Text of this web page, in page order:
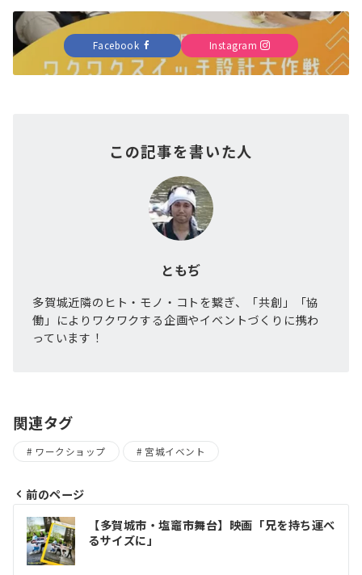
Facebook Instagram
この記事を書いた人
ともぢ
多賀城近隣のヒト・モノ・コトを繋ぎ、「共創」「協
働」によりワクワクする企画やイベントづくりに携わ
っています！
関連タグ
ワークショップ 宮城イベント
投
稿
前のページ
【多賀城市・塩竈市舞台】映画「兄を持ち運べ
るサイズに」